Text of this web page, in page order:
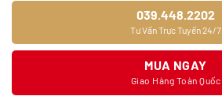
039.448.2202
Tư Vấn Trực Tuyến 24/7
MUA NGAY
Giao Hàng Toàn Quốc